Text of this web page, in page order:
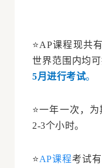
⭐AP课程现共
世界范围内均可
5月进行考试。
⭐一年一次，
2-3个小时。
⭐AP课程考试